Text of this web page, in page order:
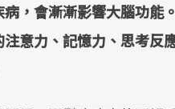
，會漸漸影響大腦功能
意力、記憶力、思考反
政策如「健
照3.0」的
全面啟動你